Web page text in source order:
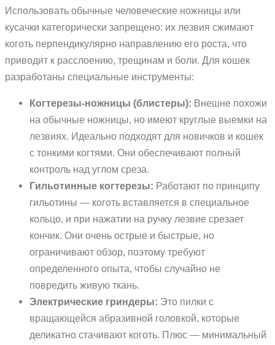
Использовать обычные человеческие ножницы или
кусачки категорически запрещено: их лезвия сжимают
коготь перпендикулярно направлению его роста, что
приводит к расслоению, трещинам и боли. Для кошек
разработаны специальные инструменты:
Когтерезы-ножницы (блистеры): Внешне похожи
на обычные ножницы, но имеют круглые выемки на
лезвиях. Идеально подходят для новичков и кошек
с тонкими когтями. Они обеспечивают полный
контроль над углом среза.
Гильотинные когтерезы: Работают по принципу
гильотины — коготь вставляется в специальное
кольцо, и при нажатии на ручку лезвие срезает
кончик. Они очень острые и быстрые, но
ограничивают обзор, поэтому требуют
определенного опыта, чтобы случайно не
повредить живую ткань.
Электрические гриндеры: Это пилки с
вращающейся абразивной головкой, которые
деликатно стачивают коготь. Плюс — минимальный